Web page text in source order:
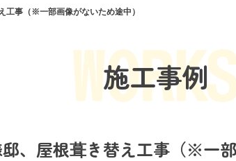
工事（※一部画像がないため途中）
施工事例
、屋根葺き替え工事（※一部